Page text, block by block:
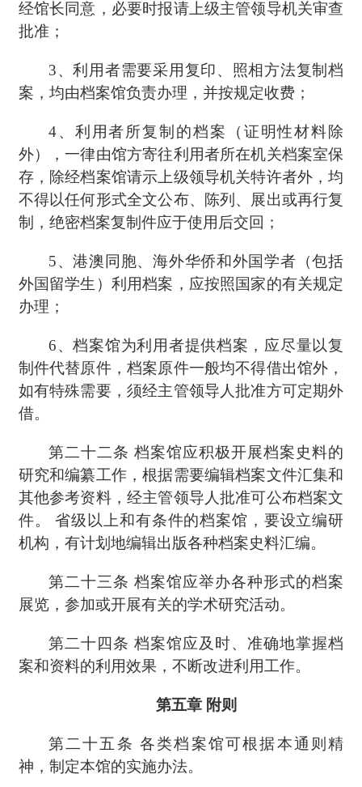
经馆长同意，必要时报请上级主管领导机关审查
批准；
3、利用者需要采用复印、照相方法复制档
案，均由档案馆负责办理，并按规定收费；
4、 利用者所复制的档案（证明性材料除
外），一律由馆方寄往利用者所在机关档案室保
存，除经档案馆请示上级领导机关特许者外，均
不得以任何形式全文公布、陈列、展出或再行复
制，绝密档案复制件应于使用后交回；
5、港澳同胞、海外华侨和外国学者（包括
外国留学生）利用档案，应按照国家的有关规定
办理；
6、档案馆为利用者提供档案，应尽量以复
制件代替原件，档案原件一般均不得借出馆外，
如有特殊需要，须经主管领导人批准方可定期外
借。
第二十二条 档案馆应积极开展档案史料的
研究和编纂工作，根据需要编辑档案文件汇集和
其他参考资料，经主管领导人批准可公布档案文
件。 省级以上和有条件的档案馆，要设立编研
机构，有计划地编辑出版各种档案史料汇编。
第二十三条 档案馆应举办各种形式的档案
展览，参加或开展有关的学术研究活动。
第二十四条 档案馆应及时、准确地掌握档
案和资料的利用效果，不断改进利用工作。
第五章附则
第二十五条 各类档案馆可根据本通则精
神，制定本馆的实施办法。